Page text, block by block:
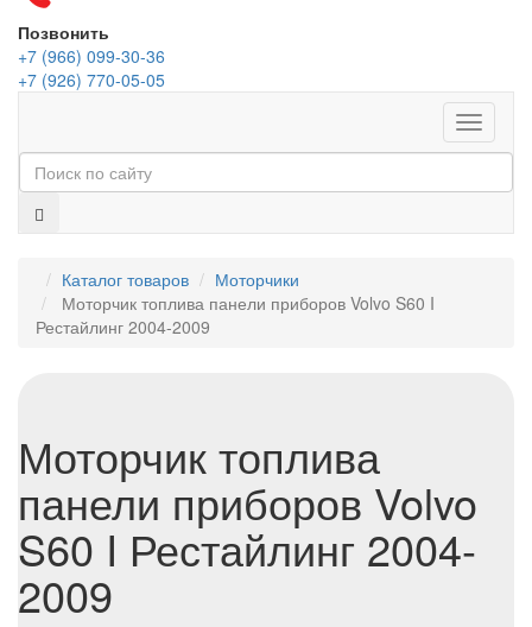
Позвонить
+7 (966) 099-30-36
+7 (926) 770-05-05
Меню
Каталог товаров
Моторчики
Моторчик топлива панели приборов Volvo S60 I
Рестайлинг 2004-2009
Моторчик топлива
панели приборов Volvo
S60 I Рестайлинг 2004-
2009